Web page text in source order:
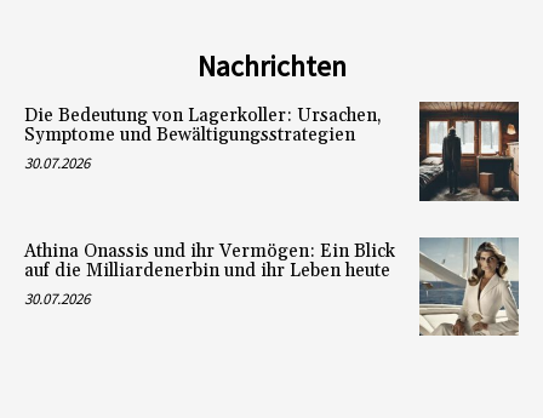
Nachrichten
Die Bedeutung von Lagerkoller: Ursachen,
Symptome und Bewältigungsstrategien
30.07.2026
Athina Onassis und ihr Vermögen: Ein Blick
auf die Milliardenerbin und ihr Leben heute
30.07.2026